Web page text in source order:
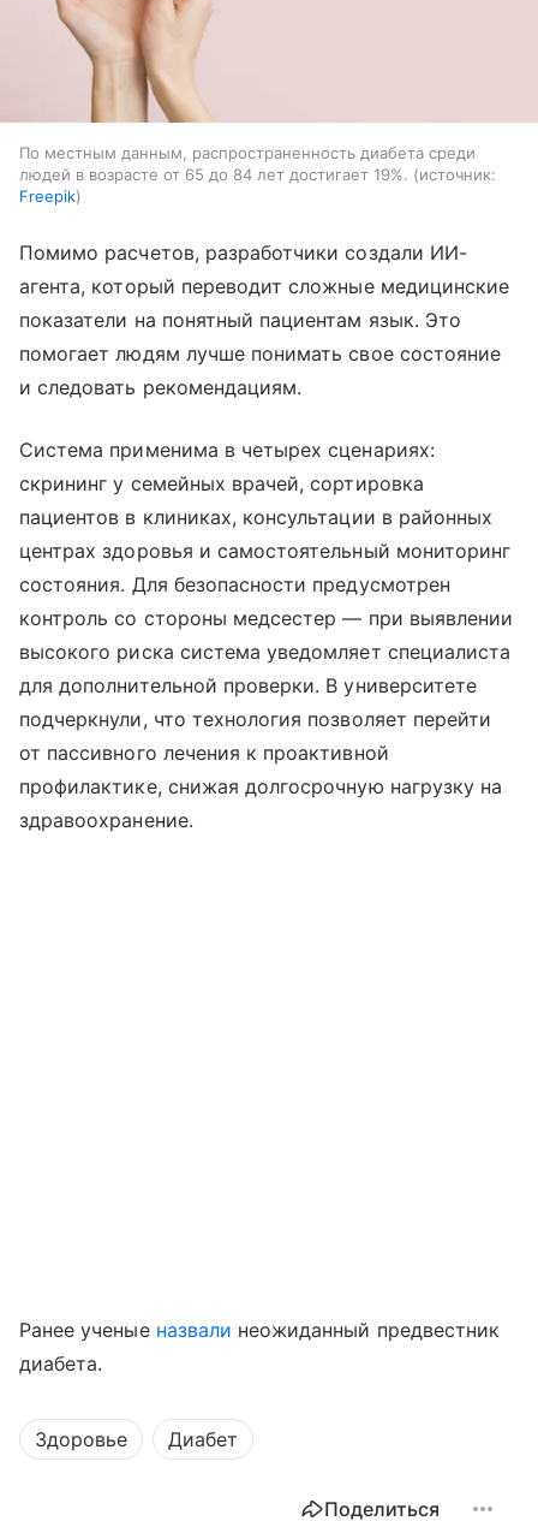
По местным данным, распространенность диабета среди
людей в возрасте от 65 до 84 лет достигает 19%.
источник:
Freepik
Помимо расчетов, разработчики создали ИИ-
агента, который переводит сложные медицинские
показатели на понятный пациентам язык. Это
помогает людям лучше понимать свое состояние
и следовать рекомендациям.
Система применима в четырех сценариях:
скрининг у семейных врачей, сортировка
пациентов в клиниках, консультации в районных
центрах здоровья и самостоятельный мониторинг
состояния. Для безопасности предусмотрен
контроль со стороны медсестер — при выявлении
высокого риска система уведомляет специалиста
для дополнительной проверки. В университете
подчеркнули, что технология позволяет перейти
от пассивного лечения к проактивной
профилактике, снижая долгосрочную нагрузку на
здравоохранение.
Ранее ученые назвали неожиданный предвестник
диабета.
Здоровье Диабет
Поделиться